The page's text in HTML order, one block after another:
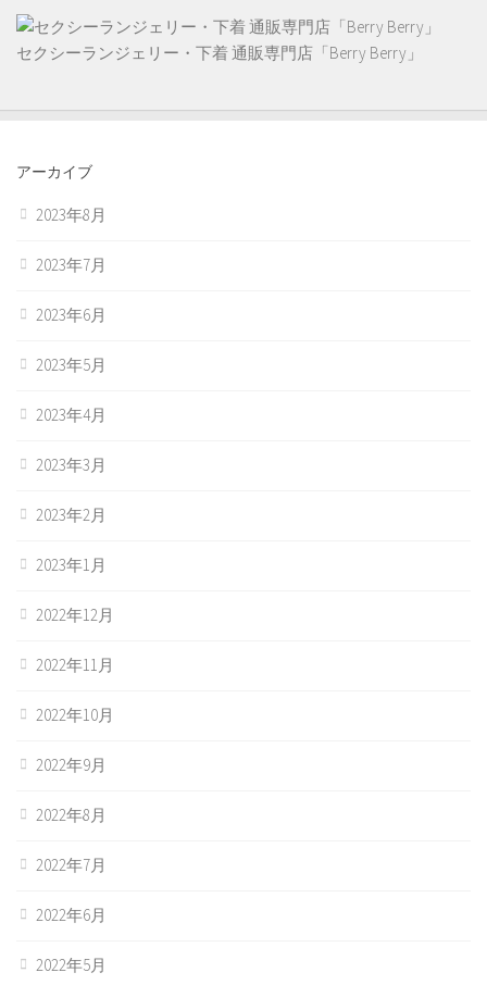
セクシーランジェリー・下着 通販専門店「Berry Berry」
アーカイブ
2023年8月
2023年7月
2023年6月
2023年5月
2023年4月
2023年3月
2023年2月
2023年1月
2022年12月
2022年11月
2022年10月
2022年9月
2022年8月
2022年7月
2022年6月
2022年5月